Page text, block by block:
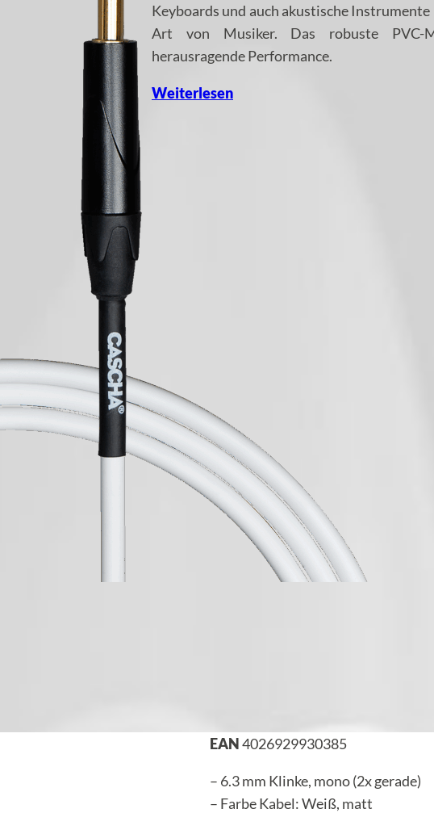
Keyboards und auch akustische
Art von Musiker. Das robuste PVC-
herausragende Performance.
Weiterlesen
EAN4026929930385
– 6.3 mm Klinke, mono (2x gerade)
– Farbe Kabel: Weiß, matt